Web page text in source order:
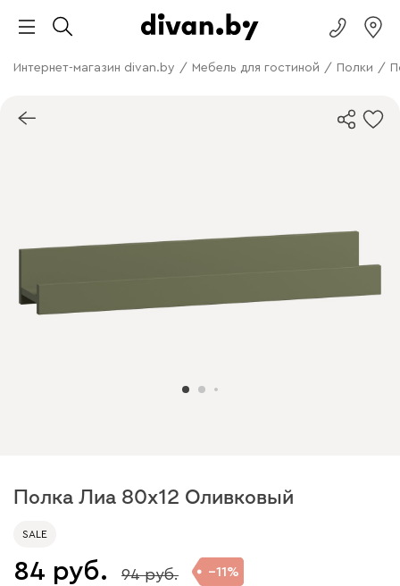
Интернет-магазин divan.by / Мебель для гостиной / Полки /
Полка Лиа 80x12 Оливковый
SALE
84 94 11